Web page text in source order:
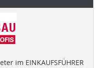
im EINKAUFSFÜHRER